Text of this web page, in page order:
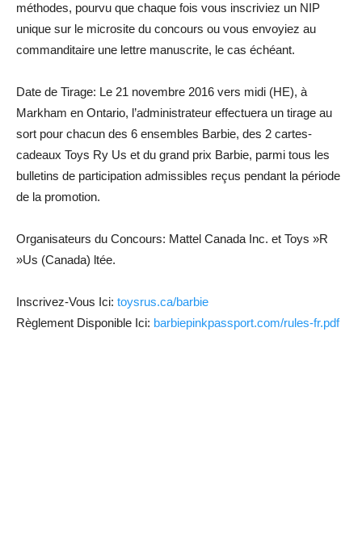
méthodes, pourvu que chaque fois vous inscriviez un NIP
unique sur le microsite du concours ou vous envoyiez au
commanditaire une lettre manuscrite, le cas échéant.
Date de Tirage: Le 21 novembre 2016 vers midi (HE), à
Markham en Ontario, l’administrateur effectuera un tirage au
sort pour chacun des 6 ensembles Barbie, des 2 cartes-
cadeaux Toys Ry Us et du grand prix Barbie, parmi tous les
bulletins de participation admissibles reçus pendant la période
de la promotion.
Organisateurs du Concours: Mattel Canada Inc. et Toys »R
»Us (Canada) ltée.
Inscrivez-Vous Ici: toysrus.ca/barbie
Règlement Disponible Ici: barbiepinkpassport.com/rules-fr.pdf